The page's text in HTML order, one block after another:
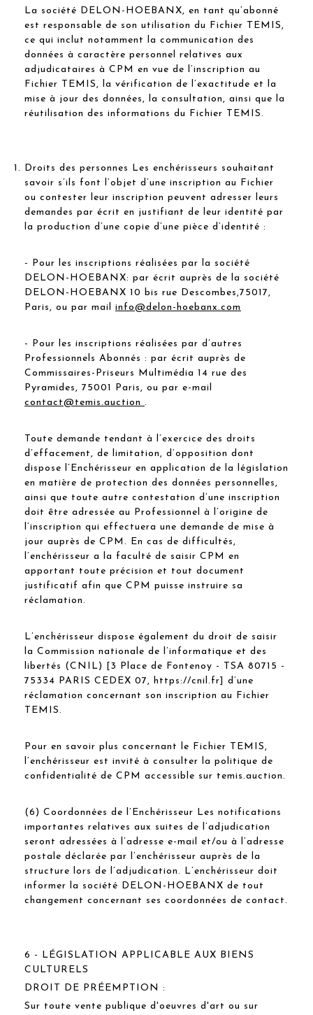
La société DELON-HOEBANX, en tant qu’abonné
est responsable de son utilisation du Fichier TEMIS,
ce qui inclut notamment la communication des
données à caractère personnel relatives aux
adjudicataires à CPM en vue de l’inscription au
Fichier TEMIS, la vérification de l’exactitude et la
mise à jour des données, la consultation, ainsi que la
réutilisation des informations du Fichier TEMIS.
Droits des personnes Les enchérisseurs souhaitant
savoir s’ils font l’objet d’une inscription au Fichier
ou contester leur inscription peuvent adresser leurs
demandes par écrit en justifiant de leur identité par
la production d’une copie d’une pièce d’identité :
- Pour les inscriptions réalisées par la société
DELON-HOEBANX: par écrit auprès de la société
DELON-HOEBANX 10 bis rue Descombes,75017,
Paris, ou par mail info@delon-hoebanx.com
- Pour les inscriptions réalisées par d’autres
Professionnels Abonnés : par écrit auprès de
Commissaires-Priseurs Multimédia 14 rue des
Pyramides, 75001 Paris, ou par e-mail
contact@temis.auction .
Toute demande tendant à l’exercice des droits
d’effacement, de limitation, d’opposition dont
dispose l’Enchérisseur en application de la législation
en matière de protection des données personnelles,
ainsi que toute autre contestation d’une inscription
doit être adressée au Professionnel à l’origine de
l’inscription qui effectuera une demande de mise à
jour auprès de CPM. En cas de difficultés,
l’enchérisseur a la faculté de saisir CPM en
apportant toute précision et tout document
justificatif afin que CPM puisse instruire sa
réclamation.
L’enchérisseur dispose également du droit de saisir
la Commission nationale de l’informatique et des
libertés (CNIL) [3 Place de Fontenoy - TSA 80715 -
75334 PARIS CEDEX 07, https://cnil.fr] d’une
réclamation concernant son inscription au Fichier
TEMIS.
Pour en savoir plus concernant le Fichier TEMIS,
l’enchérisseur est invité à consulter la politique de
confidentialité de CPM accessible sur temis.auction.
(6) Coordonnées de l’Enchérisseur Les notifications
importantes relatives aux suites de l’adjudication
seront adressées à l’adresse e-mail et/ou à l’adresse
postale déclarée par l’enchérisseur auprès de la
structure lors de l’adjudication. L’enchérisseur doit
informer la société DELON-HOEBANX de tout
changement concernant ses coordonnées de contact.
6 - LÉGISLATION APPLICABLE AUX BIENS
CULTURELS
DROIT DE PRÉEMPTION :
Sur toute vente publique d'oeuvres d'art ou sur